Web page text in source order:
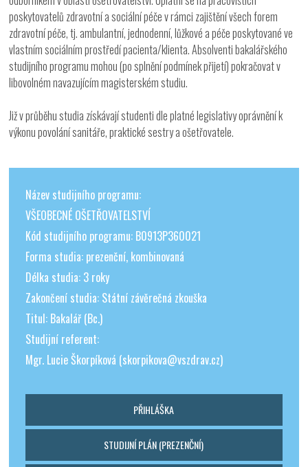
poskytovatelů zdravotní a sociální péče v rámci zajištění všech forem
zdravotní péče, tj. ambulantní, jednodenní, lůžkové a péče poskytované ve
vlastním sociálním prostředí pacienta/klienta. Absolventi bakalářského
studijního programu mohou (po splnění podmínek přijetí) pokračovat v
libovolném navazujícím magisterském studiu.
Již v průběhu studia získávají studenti dle platné legislativy oprávnění k
výkonu povolání sanitáře, praktické sestry a ošetřovatele.
Název studijního programu:
VŠEOBECNÉ OŠETŘOVATELSTVÍ
Kód studijního programu: B0913P360021
Forma studia: prezenční, kombinovaná
Délka studia: 3 roky
Zakončení studia: Státní závěrečná zkouška
Titul: Bakalář (Bc.)
Studijní referent:
Mgr. Lucie Škorpíková (skorpikova@vszdrav.cz)
PŘIHLÁŠKA
STUDIJNÍ PLÁN (PREZENČNÍ)